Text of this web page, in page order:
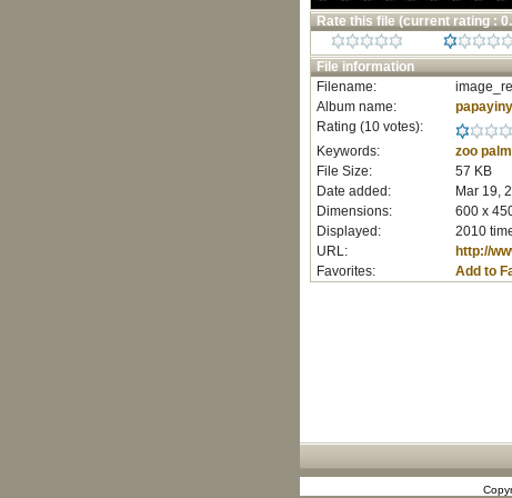
Rate this file (current rating :
File information
Filename:
Album name:
Rating (10 votes):
Keywords:
zoo
File Size:
57 KB
Date added:
Mar 19,
Dimensions:
600 x
Displayed:
2010
URL:
http://
Favorites:
Add to